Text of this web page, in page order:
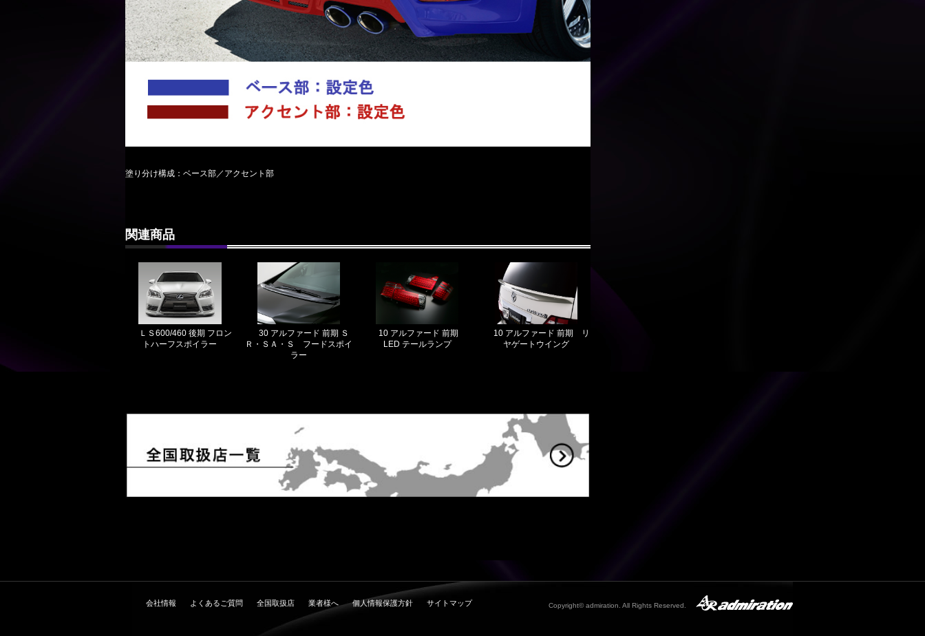
塗り分け構成：ベース部／アクセント部
関連商品
ＬＳ600/460 後期 フロン
トハーフスポイラー
30 アルファード 前期 Ｓ
Ｒ・ＳＡ・Ｓ フードスポイ
ラー
10 アルファード 前期
LED テールランプ
10 アルファード 前期 リ
ヤゲートウイング
会社情報 よくあるご質問 全国取扱店 業者様へ 個人情報保護方針 サイトマップ Copyright© admiration. All Rights Reserved.